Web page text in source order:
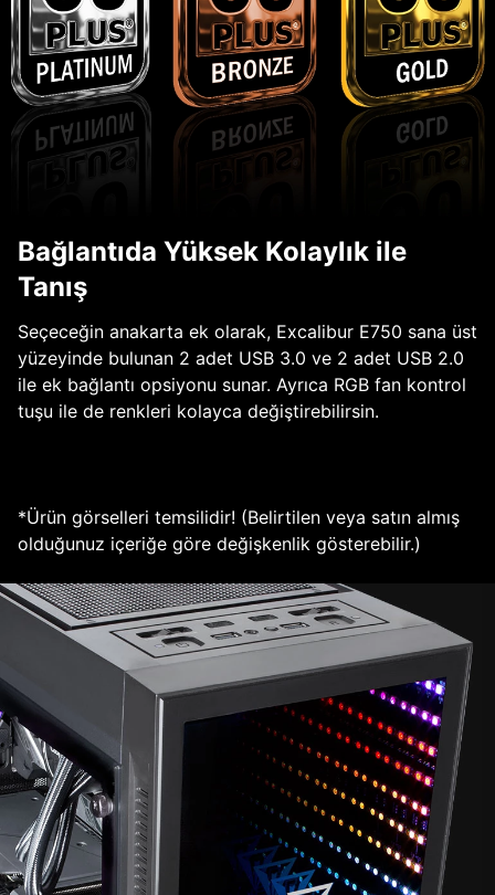
Bağlantıda Yüksek Kolaylık ile
Tanış
Seçeceğin anakarta ek olarak, Excalibur E750 sana üst
yüzeyinde bulunan 2 adet USB 3.0 ve 2 adet USB 2.0
ile ek bağlantı opsiyonu sunar. Ayrıca RGB fan kontrol
tuşu ile de renkleri kolayca değiştirebilirsin.
*Ürün görselleri temsilidir! (Belirtilen veya satın almış
olduğunuz içeriğe göre değişkenlik gösterebilir.)